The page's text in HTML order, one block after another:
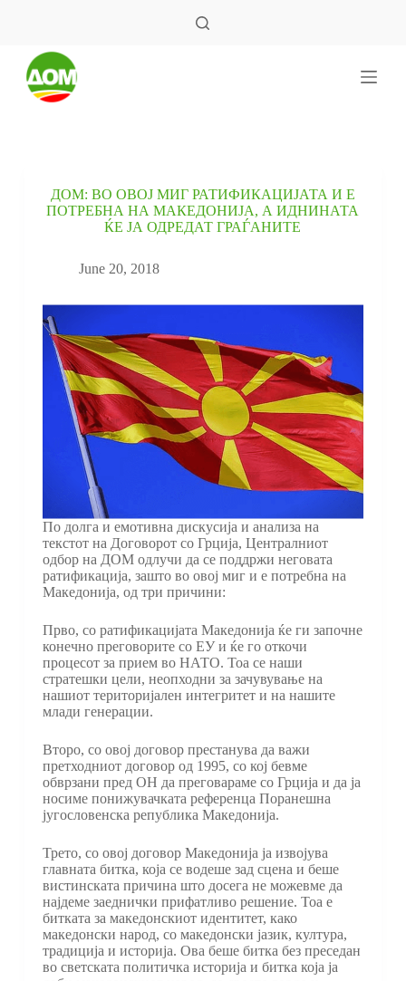
ДОМ: ВО ОВОЈ МИГ РАТИФИКАЦИЈАТА И Е
ПОТРЕБНА НА МАКЕДОНИЈА, А ИДНИНАТА
ЌЕ ЈА ОДРЕДАТ ГРАЃАНИТЕ
June 20, 2018
По долга и емотивна дискусија и анализа на
текстот на Договорот со Грција, Централниот
одбор на ДОМ одлучи да се поддржи неговата
ратификација, зашто во овој миг и е потребна на
Македонија, од три причини:
Прво, со ратификацијата Македонија ќе ги започне
конечно преговорите со ЕУ и ќе го откочи
процесот за прием во НАТО. Тоа се наши
стратешки цели, неопходни за зачувување на
нашиот територијален интегритет и на нашите
млади генерации.
Второ, со овој договор престанува да важи
претходниот договор од 1995, со кој бевме
обврзани пред ОН да преговараме со Грција и да ја
носиме понижувачката референца Поранешна
југословенска република Македонија.
Трето, со овој договор Македонија ја извојува
главната битка, која се водеше зад сцена и беше
вистинската причина што досега не можевме да
најдеме заеднички прифатливо решение. Тоа е
битката за македонскиот идентитет, како
македонски народ, со македонски јазик, култура,
традиција и историја. Ова беше битка без преседан
во светската политичка историја и битка која ја